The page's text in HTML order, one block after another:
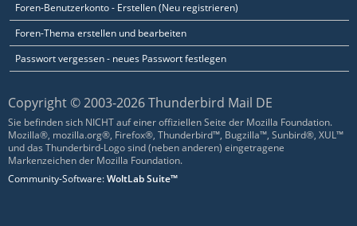
Foren-Benutzerkonto - Erstellen (Neu registrieren)
Foren-Thema erstellen und bearbeiten
Passwort vergessen - neues Passwort festlegen
Copyright © 2003-2026 Thunderbird Mail DE
Sie befinden sich NICHT auf einer offiziellen Seite der Mozilla Foundation.
Mozilla®, mozilla.org®, Firefox®, Thunderbird™, Bugzilla™, Sunbird®, XUL™
und das Thunderbird-Logo sind (neben anderen) eingetragene
Markenzeichen der Mozilla Foundation.
Community-Software:WoltLab Suite™